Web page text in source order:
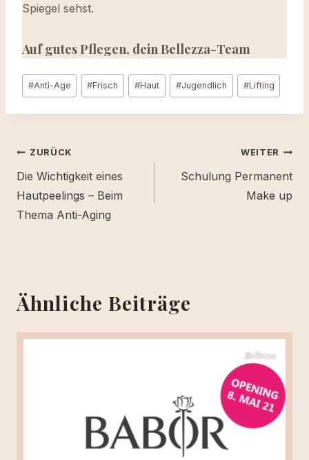
Spiegel sehst.
Auf gutes Pflegen, dein Bellezza-Team
Schlagworte:
#Anti-Age #Frisch #Haut #Jugendlich #Lifting
Beitragsnavigation
ZURÜCK
Die Wichtigkeit eines
Hautpeelings – Beim
Thema Anti-Aging
WEITER
Schulung Permanent
Make up
Ähnliche Beiträge